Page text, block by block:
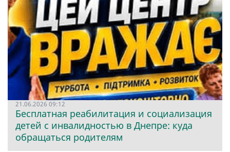
21.06.2026 09:12
Бесплатная реабилитация и социализация
детей с инвалидностью в Днепре: куда
обращаться родителям